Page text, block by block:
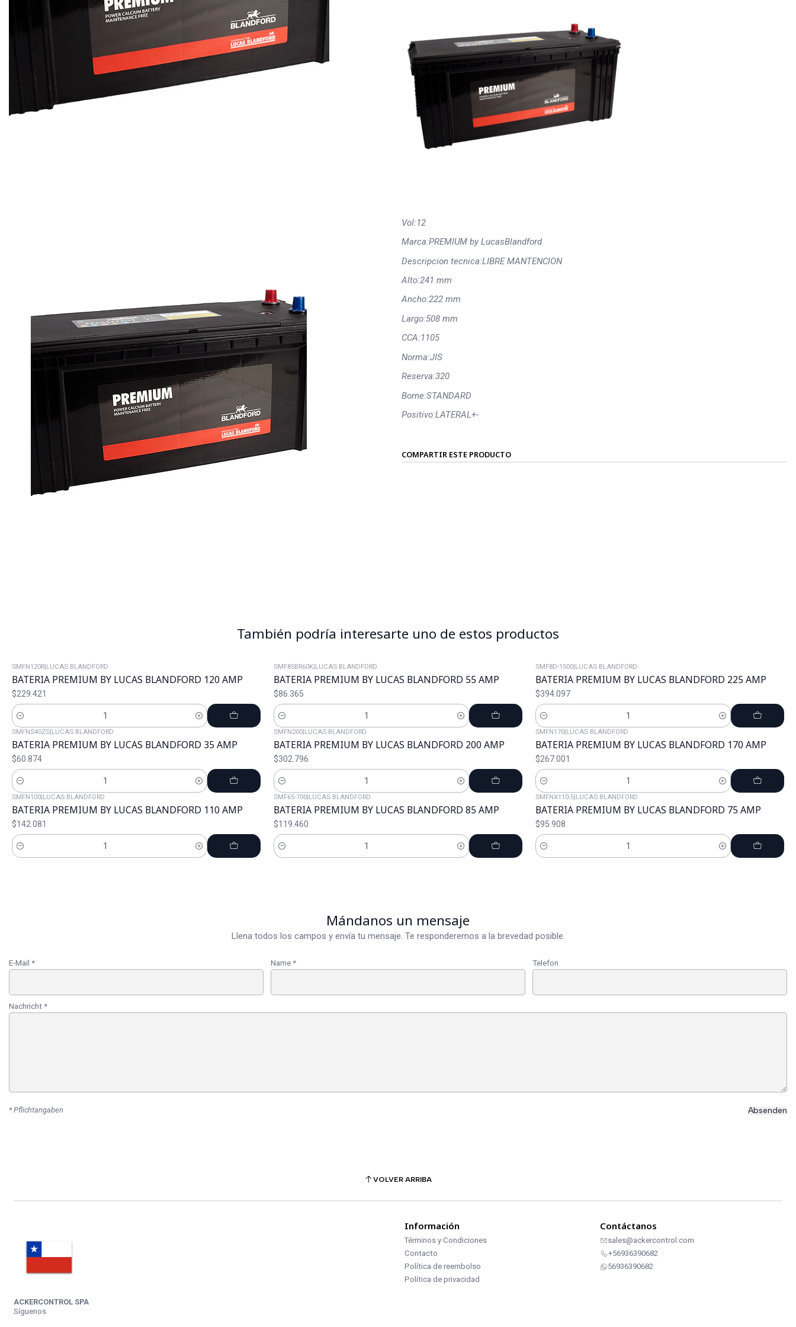
Vol:12
Marca:PREMIUM by LucasBlandford
Descripcion tecnica:LIBRE MANTENCION
Alto:241 mm
Ancho:222 mm
Largo:508 mm
CCA:1105
Norma:JIS
Reserva:320
Borne:STANDARD
Positivo:LATERAL+-
COMPARTIR ESTE PRODUCTO
También podría interesarte uno de estos productos
SMFN120R|LUCAS BLANDFORD
BATERIA PREMIUM BY LUCAS BLANDFORD 120 AMP
$229.421
Cantidad
SMF85BR60K|LUCAS BLANDFORD
BATERIA PREMIUM BY LUCAS BLANDFORD 55 AMP
$86.365
Cantidad
SMF8D-1500|LUCAS BLANDFORD
BATERIA PREMIUM BY LUCAS BLANDFORD 225 AMP
$394.097
Cantidad
SMFNS40ZS|LUCAS BLANDFORD
BATERIA PREMIUM BY LUCAS BLANDFORD 35 AMP
$60.874
Cantidad
SMFN200|LUCAS BLANDFORD
BATERIA PREMIUM BY LUCAS BLANDFORD 200 AMP
$302.796
Cantidad
SMFN170|LUCAS BLANDFORD
BATERIA PREMIUM BY LUCAS BLANDFORD 170 AMP
$267.001
Cantidad
SMFN100|LUCAS BLANDFORD
BATERIA PREMIUM BY LUCAS BLANDFORD 110 AMP
$142.081
Cantidad
SMF65-700|LUCAS BLANDFORD
BATERIA PREMIUM BY LUCAS BLANDFORD 85 AMP
$119.460
Cantidad
SMFNX110-5|LUCAS BLANDFORD
BATERIA PREMIUM BY LUCAS BLANDFORD 75 AMP
$95.908
Cantidad
Mándanos un mensaje
Llena todos los campos y envía tu mensaje. Te responderemos a la brevedad posible.
E-Mail * Name * Telefon
Nachricht *
* Pflichtangaben
VOLVER ARRIBA
ACKERCONTROL SPA
Síguenos
Información
Términos y Condiciones
Contacto
Política de reembolso
Política de privacidad
Contáctanos
sales@ackercontrol.com
+56936390682
56936390682